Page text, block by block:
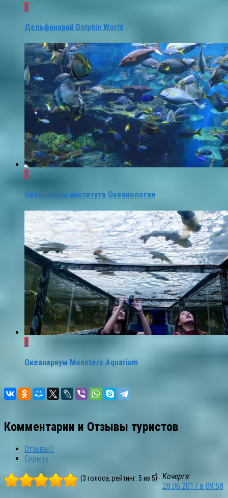
1
Дельфинарий Dolphin World
1
Океанариум института Океанологии
1
Океанариум Monsters Aquarium
Комментарии и Отзывы туристов
Отзывы1
Скрыть
(3 голоса, рейтинг: 5 из 5) Кочерга:
28.06.2017 в 09:58